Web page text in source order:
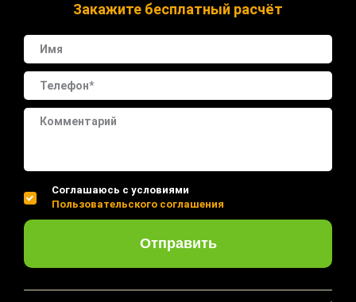
Закажите бесплатный расчёт
Соглашаюсь с условиями
Пользовательского соглашения
Отправить